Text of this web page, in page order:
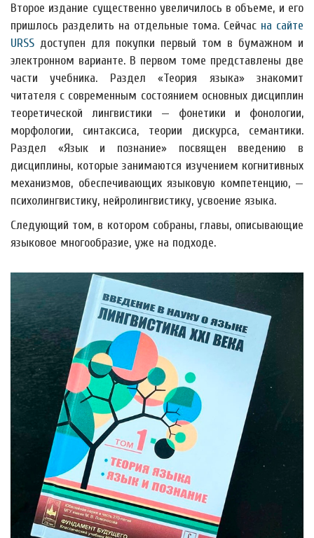
Второе издание существенно увеличилось в объеме, и его
пришлось разделить на отдельные тома. Сейчас на сайте
URSS доступен для покупки первый том в бумажном и
электронном варианте. В первом томе представлены две
части учебника. Раздел «Теория языка» знакомит
читателя с современным состоянием основных дисциплин
теоретической лингвистики — фонетики и фонологии,
морфологии, синтаксиса, теории дискурса, семантики.
Раздел «Язык и познание» посвящен введению в
дисциплины, которые занимаются изучением когнитивных
механизмов, обеспечивающих языковую компетенцию, —
психолингвистику, нейролингвистику, усвоение языка.
Следующий том, в котором собраны, главы, описывающие
языковое многообразие, уже на подходе.